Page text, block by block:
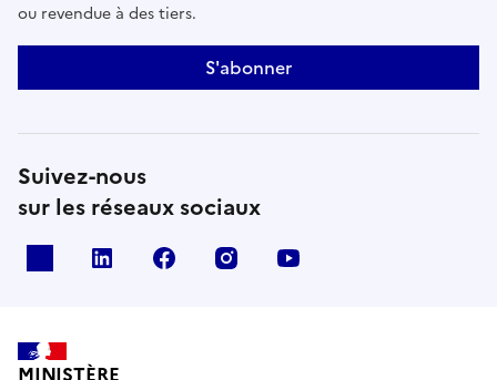
ou revendue à des tiers.
S'abonner
Suivez-nous
sur les réseaux sociaux
linkedin facebook instagram